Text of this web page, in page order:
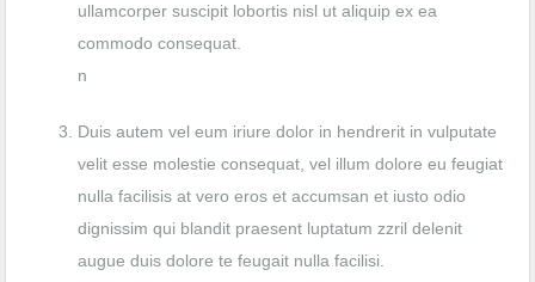
ullamcorper suscipit lobortis nisl ut aliquip ex ea
commodo consequat.
n
Duis autem vel eum iriure dolor in hendrerit in vulputate
velit esse molestie consequat, vel illum dolore eu feugiat
nulla facilisis at vero eros et accumsan et iusto odio
dignissim qui blandit praesent luptatum zzril delenit
augue duis dolore te feugait nulla facilisi.